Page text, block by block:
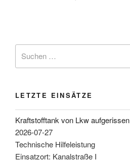
LETZTE EINSÄTZE
Kraftstofftank von Lkw aufgerissen
2026-07-27
Technische Hilfeleistung
Einsatzort: Kanalstraße I